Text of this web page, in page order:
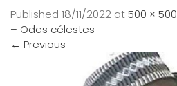
Published 18/11/2022 at500 × 500
– Odes célestes
← Previous